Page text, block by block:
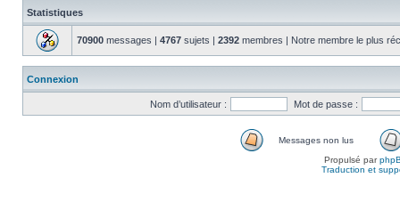
Statistiques
70900 messages | 4767 sujets | 2392 membres | Notre membre le plus
Connexion
Nom d’utilisateur : Mot de passe :
Messages non lus
Propulsé par
Traduction et